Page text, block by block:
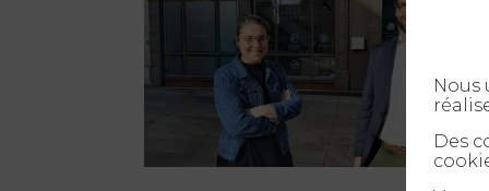
Nous
Des